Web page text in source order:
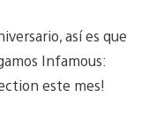
así es que
Infamous:
este mes!